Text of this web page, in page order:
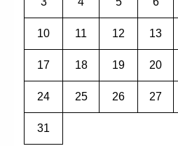
10 11 12 13
17 18 19 20
24 25 26 27
31